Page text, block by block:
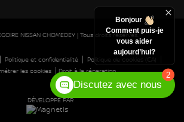
NISSAN CHOMEDEY| Tous droits réservés.
Politique et confidentialité| Politique de cookies (CA)
les cookies|Droit à la réparation
DÉVELOPPÉ PAR
2
Bonjour
Comment puis-je
vous aider
aujourd’hui?
Discutez avec nous